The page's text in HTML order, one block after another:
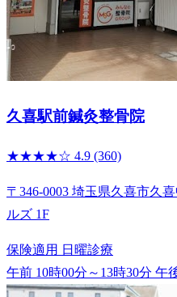
久喜駅前鍼灸整骨院
★★★★☆ 4.9 (360)
〒346-0003 埼玉県久喜市久
ルズ 1F
保険適用 日曜診療
午前 10時00分～13時30分 午